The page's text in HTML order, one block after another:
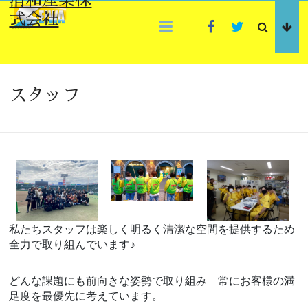
Skip
to式会社
FacebookTwitter
スタッフ
私たちスタッフは楽しく明るく清潔な空間を提供するため
全力で取り組んでいます♪
どんな課題にも前向きな姿勢で取り組み 常にお客様の満
足度を最優先に考えています。